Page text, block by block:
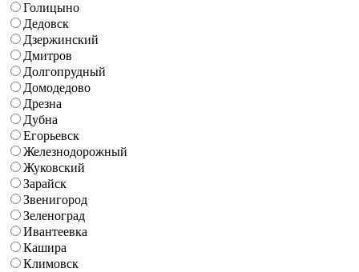
Голицыно
Дедовск
Дзержинский
Дмитров
Долгопрудный
Домодедово
Дрезна
Дубна
Егорьевск
Железнодорожный
Жуковский
Зарайск
Звенигород
Зеленоград
Ивантеевка
Кашира
Климовск